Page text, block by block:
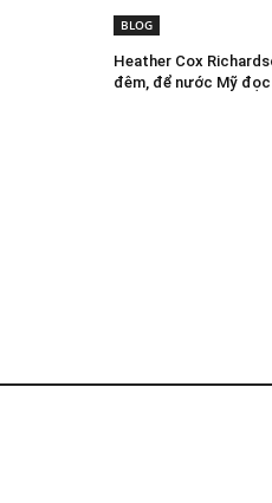
BLOG
Heather Cox
đêm, để nước Mỹ đọc